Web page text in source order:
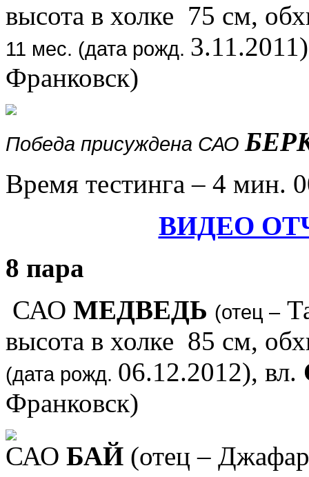
высота в холке 75 см,
11 мес. (дата рожд.
Франковск)
Победа присуждена САО
Время тестинга – 4 мин.
ВИДЕО
8 пара
САО МЕДВЕДЬ (отец –
высота в холке 85 см,
(дата рожд. 06.12.2012), вл.
Франковск)
САО БАЙ (отец –